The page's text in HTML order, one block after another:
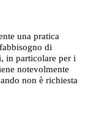
una pratica
di
in particolare per i
notevolmente
non è richiesta